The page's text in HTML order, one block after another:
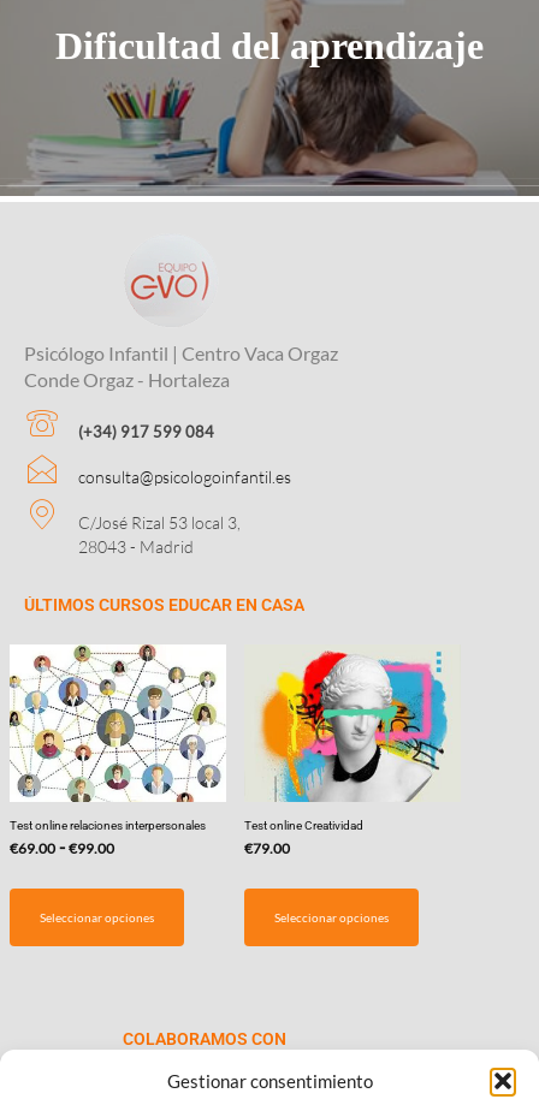
Gestionar consentimiento
Dificultad del aprendizaje
Psicólogo Infantil | Centro Vaca Orgaz
Conde Orgaz - Hortaleza
(+34) 917 599 084
consulta@psicologoinfantil.es
C/José Rizal 53 local 3,
28043 - Madrid
ÚLTIMOS CURSOS EDUCAR EN CASA
Test online relaciones interpersonales
€69.00 - €99.00Rango
Seleccionar opciones
opciones
se
Test online Creatividad
€79.00
Seleccionar opciones
COLABORAMOS CON